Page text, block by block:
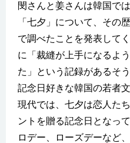
閔さんと姜さんは韓国で
「七夕」について、その
で調べたことを発表して
に「裁縫が上手になるよ
た」という記録があるそ
記念日好きな韓国の若者
現代では、七夕は恋人た
ントを贈る記念日となっ
ロデー、ローズデーなど